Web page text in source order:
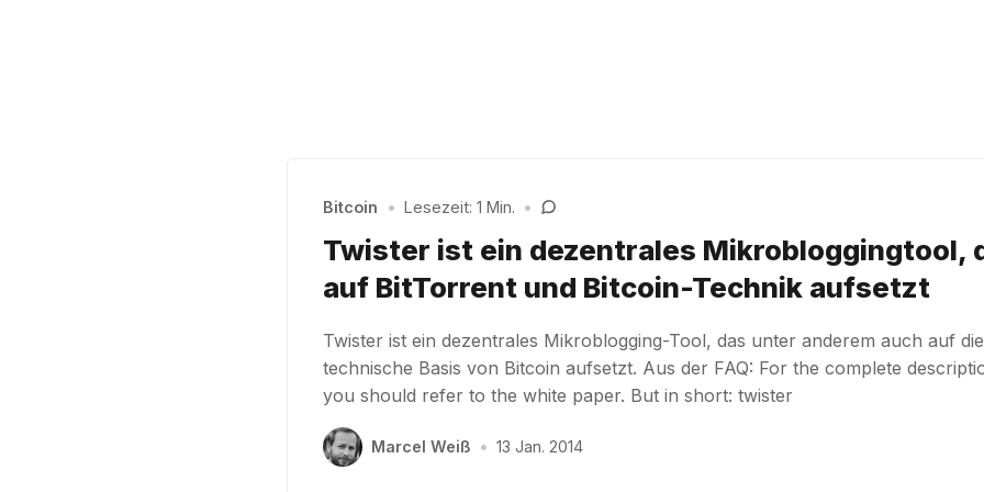
Bitcoin • Lesezeit: 1 Min. •
Twister ist ein dezentrales Mikrobloggingtool,
auf BitTorrent und Bitcoin-Technik aufsetzt
Twister ist ein dezentrales Mikroblogging-Tool, das unter anderem auch auf die
technische Basis von Bitcoin aufsetzt. Aus der FAQ: For the complete
you should refer to the white paper. But in short: twister
Marcel Weiß • 13 Jan. 2014